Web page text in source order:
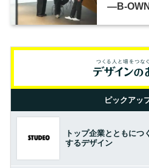
―B-
ピックアッ
トップ企業とともにつ
するデザイン